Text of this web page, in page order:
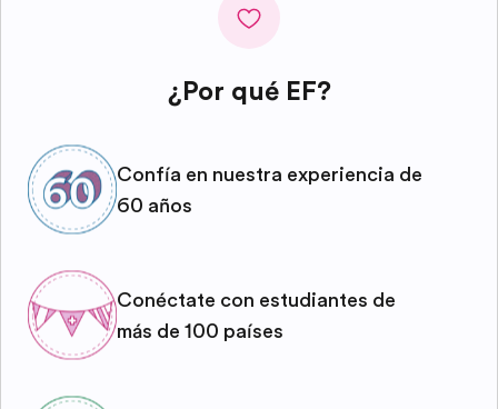
¿Por qué EF?
Confía en nuestra experiencia de
60 años
Conéctate con estudiantes de
más de 100 países